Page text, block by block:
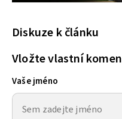
Diskuze k článku
Vložte vlastní
Vaše jméno